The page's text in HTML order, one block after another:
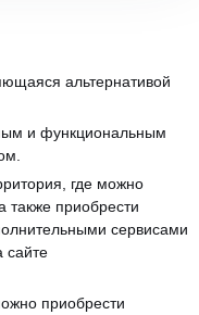
альтернативой
и функциональным
где можно
также приобрести
сервисами
сайте
приобрести